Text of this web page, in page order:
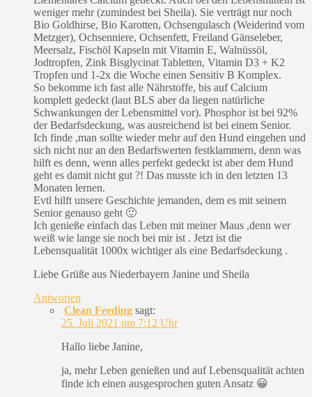
weniger mehr (zumindest bei Sheila). Sie verträgt nur noch
Bio Goldhirse, Bio Karotten, Ochsengulasch (Weiderind vom
Metzger), Ochsenniere, Ochsenfett, Freiland Gänseleber,
Meersalz, Fischöl Kapseln mit Vitamin E, Walnüssöl,
Jodtropfen, Zink Bisglycinat Tabletten, Vitamin D3 + K2
Tropfen und 1-2x die Woche einen Sensitiv B Komplex.
So bekomme ich fast alle Nährstoffe, bis auf Calcium
komplett gedeckt (laut BLS aber da liegen natürliche
Schwankungen der Lebensmittel vor). Phosphor ist bei 92%
der Bedarfsdeckung, was ausreichend ist bei einem Senior.
Ich finde ,man sollte wieder mehr auf den Hund eingehen und
sich nicht nur an den Bedarfswerten festklammern, denn was
hilft es denn, wenn alles perfekt gedeckt ist aber dem Hund
geht es damit nicht gut ?! Das musste ich in den letzten 13
Monaten lernen.
Evtl hilft unsere Geschichte jemanden, dem es mit seinem
Senior genauso geht 🙂
Ich genieße einfach das Leben mit meiner Maus ,denn wer
weiß wie lange sie noch bei mir ist . Jetzt ist die
Lebensqualität 1000x wichtiger als eine Bedarfsdeckung .
Liebe Grüße aus Niederbayern Janine und Sheila
Antworten
Clean Feeding sagt:
25. Juli 2021 um 7:12 Uhr
Hallo liebe Janine,
ja, mehr Leben genießen und auf Lebensqualität achten
finde ich einen ausgesprochen guten Ansatz 😀